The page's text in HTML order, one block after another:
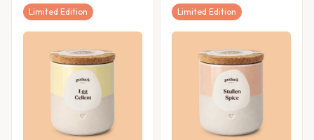
Limited Edition Limited Edition